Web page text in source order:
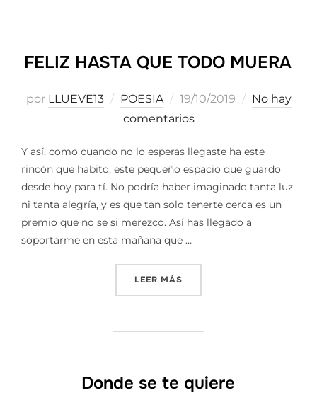
FELIZ HASTA QUE TODO MUERA
por LLUEVE13 POESIA
Publicado
el
19/10/2019
No hay
comentarios
Y así, como cuando no lo esperas llegaste ha este
rincón que habito, este pequeño espacio que guardo
desde hoy para tí. No podría haber imaginado tanta luz
ni tanta alegría, y es que tan solo tenerte cerca es un
premio que no se si merezco. Así has llegado a
soportarme en esta mañana que …
LEER MÁS
Donde se te quiere